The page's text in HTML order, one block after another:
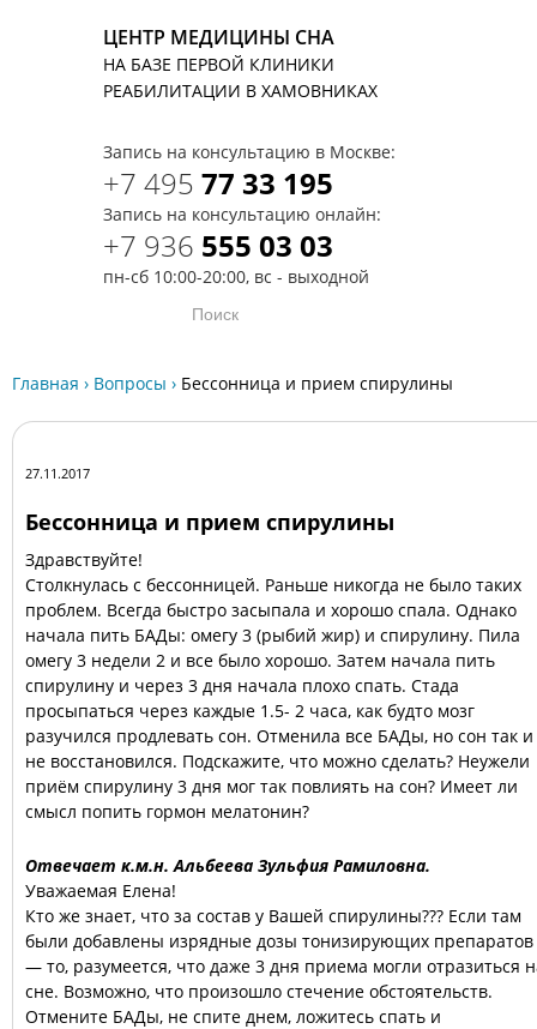
ЦЕНТР МЕДИЦИНЫ СНА
НА БАЗЕ ПЕРВОЙ КЛИНИКИ
РЕАБИЛИТАЦИИ В ХАМОВНИКАХ
Запись на консультацию в Москве:
+7 495 77 33 195
Запись на консультацию онлайн:
+7 936 555 03 03
пн-сб 10:00-20:00, вс - выходной
Главная › Вопросы › Бессонница и прием спирулины
27.11.2017
Бессонница и прием спирулины
Здравствуйте!
Столкнулась с бессонницей. Раньше никогда не было таких
проблем. Всегда быстро засыпала и хорошо спала. Однако
начала пить БАДы: омегу 3 (рыбий жир) и спирулину. Пила
омегу 3 недели 2 и все было хорошо. Затем начала пить
спирулину и через 3 дня начала плохо спать. Стада
просыпаться через каждые 1.5- 2 часа, как будто мозг
разучился продлевать сон. Отменила все БАДы, но сон так и
не восстановился. Подскажите, что можно сделать? Неужели
приём спирулину 3 дня мог так повлиять на сон? Имеет ли
смысл попить гормон мелатонин?
Отвечает к.м.н. Альбеева Зульфия Рамиловна.
Уважаемая Елена!
Кто же знает, что за состав у Вашей спирулины??? Если там
были добавлены изрядные дозы тонизирующих препаратов
— то, разумеется, что даже 3 дня приема могли отразиться
сне. Возможно, что произошло стечение обстоятельств.
Отмените БАДы, не спите днем, ложитесь спать и